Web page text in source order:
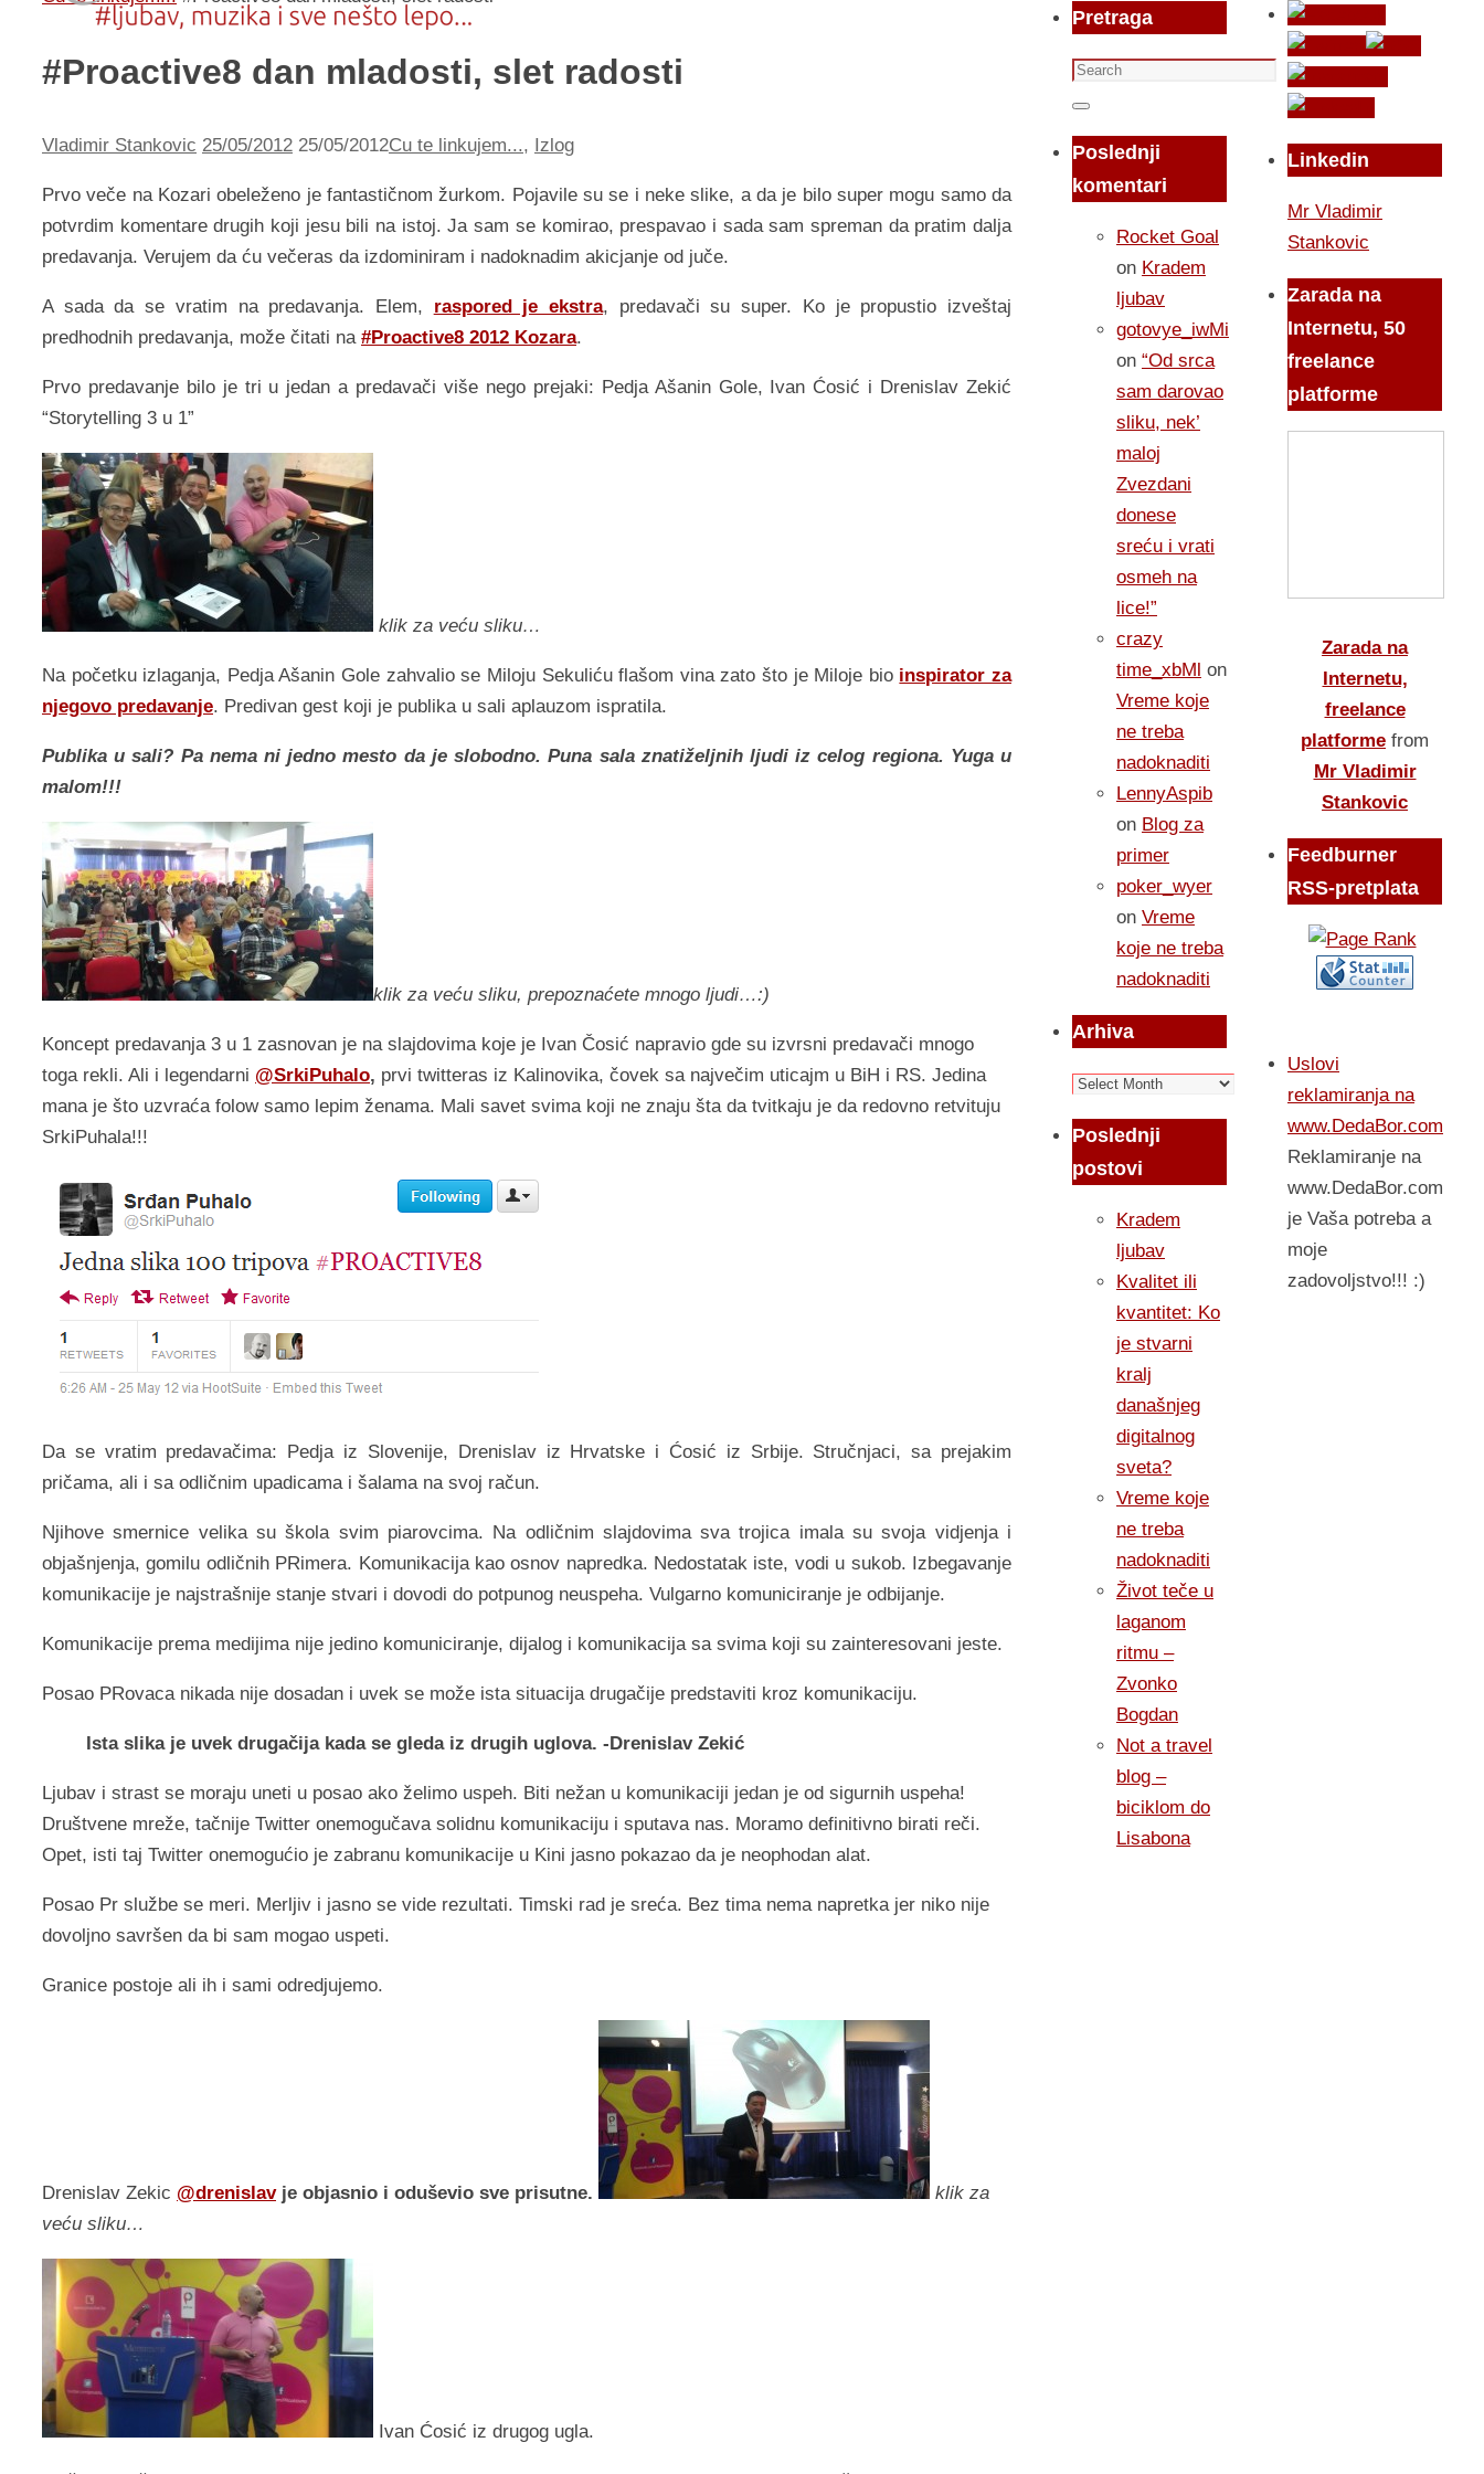
#Proactive8 dan mladosti, slet radosti
Vladimir Stankovic 25/05/2012 25/05/2012Cu te linkujem..., Izlog
Prvo veče na Kozari obeleženo je fantastičnom žurkom. Pojavile su se i neke slike, a da je bilo super mogu samo da
potvrdim komentare drugih koji jesu bili na istoj. Ja sam se komirao, prespavao i sada sam spreman da pratim dalja
predavanja. Verujem da ću večeras da izdominiram i nadoknadim akicjanje od juče.
A sada da se vratim na predavanja. Elem, raspored je ekstra, predavači su super. Ko je propustio izveštaj
predhodnih predavanja, može čitati na #Proactive8 2012 Kozara.
Prvo predavanje bilo je tri u jedan a predavači više nego prejaki: Pedja Ašanin Gole, Ivan Ćosić i Drenislav Zekić
“Storytelling 3 u 1”
klik za veću sliku…
Na početku izlaganja, Pedja Ašanin Gole zahvalio se Miloju Sekuliću flašom vina zato što je Miloje bio inspirator za
njegovo predavanje. Predivan gest koji je publika u sali aplauzom ispratila.
Publika u sali? Pa nema ni jedno mesto da je slobodno. Puna sala znatiželjnih ljudi iz celog regiona. Yuga u
malom!!!
klik za veću sliku, prepoznaćete mnogo ljudi…:)
Koncept predavanja 3 u 1 zasnovan je na slajdovima koje je Ivan Čosić napravio gde su izvrsni predavači mnogo
toga rekli. Ali i legendarni @SrkiPuhalo, prvi twitteras iz Kalinovika, čovek sa največim uticajm u BiH i RS. Jedina
mana je što uzvraća folow samo lepim ženama. Mali savet svima koji ne znaju šta da tvitkaju je da redovno retvituju
SrkiPuhala!!!
Da se vratim predavačima: Pedja iz Slovenije, Drenislav iz Hrvatske i Ćosić iz Srbije. Stručnjaci, sa prejakim
pričama, ali i sa odličnim upadicama i šalama na svoj račun.
Njihove smernice velika su škola svim piarovcima. Na odličnim slajdovima sva trojica imala su svoja vidjenja i
objašnjenja, gomilu odličnih PRimera. Komunikacija kao osnov napredka. Nedostatak iste, vodi u sukob. Izbegavanje
komunikacije je najstrašnije stanje stvari i dovodi do potpunog neuspeha. Vulgarno komuniciranje je odbijanje.
Komunikacije prema medijima nije jedino komuniciranje, dijalog i komunikacija sa svima koji su zainteresovani jeste.
Posao PRovaca nikada nije dosadan i uvek se može ista situacija drugačije predstaviti kroz komunikaciju.
Ista slika je uvek drugačija kada se gleda iz drugih uglova. -Drenislav Zekić
Ljubav i strast se moraju uneti u posao ako želimo uspeh. Biti nežan u komunikaciji jedan je od sigurnih uspeha!
Društvene mreže, tačnije Twitter onemogučava solidnu komunikaciju i sputava nas. Moramo definitivno birati reči.
Opet, isti taj Twitter onemogućio je zabranu komunikacije u Kini jasno pokazao da je neophodan alat.
Posao Pr službe se meri. Merljiv i jasno se vide rezultati. Timski rad je sreća. Bez tima nema napretka jer niko nije
dovoljno savršen da bi sam mogao uspeti.
Granice postoje ali ih i sami odredjujemo.
Drenislav Zekic @drenislavje objasnio i oduševio sve prisutne.
klik za
veću sliku…
Ivan Ćosić iz drugog ugla.
Pretraga
Search
for:
Search
Poslednji
komentari
Rocket Goal
on Kradem
ljubav
gotovye_iwMi
on “Od srca
sam darovao
sliku, nek’
maloj
Zvezdani
donese
sreću i vrati
osmeh na
lice!”
crazy
time_xbMl on
Vreme koje
ne treba
nadoknaditi
LennyAspib
on Blog za
primer
poker_wyer
on Vreme
koje ne treba
nadoknaditi
Arhiva
Arhiva
Poslednji
postovi
Kradem
ljubav
Kvalitet ili
kvantitet: Ko
je stvarni
kralj
današnjeg
digitalnog
sveta?
Vreme koje
ne treba
nadoknaditi
Život teče u
laganom
ritmu –
Zvonko
Bogdan
Not a travel
blog –
biciklom do
Lisabona
Linkedin
Mr Vladimir
Stankovic
Zarada na
Internetu, 50
freelance
platforme
Zarada na
Internetu,
freelance
platforme from
Mr Vladimir
Stankovic
Feedburner
RSS-pretplata
Uslovi
reklamiranja na
www.DedaBor.com
Reklamiranje na
www.DedaBor.com
je Vaša potreba a
moje
zadovoljstvo!!! :)